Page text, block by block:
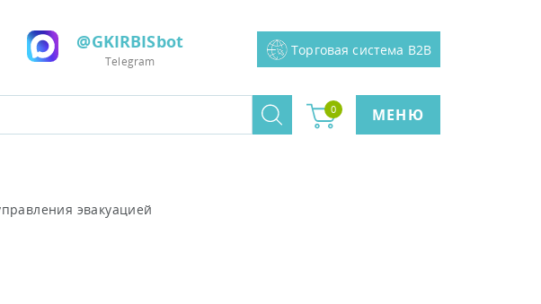
@GKIRBISbot
Telegram
Торговая система B2B
0 МЕНЮ
эвакуацией